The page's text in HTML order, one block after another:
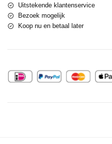
Uitstekende klantenservice
Bezoek mogelijk
Koop nu en betaal later